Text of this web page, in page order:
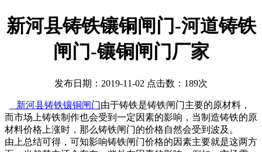
新河县铸铁镶铜闸门-河道铸铁
闸门-镶铜闸门厂家
发布日期：2019-11-02 点击数：189次
新河县铸铁镶铜闸门由于铸铁是铸铁闸门主要的原材料，
而市场上铸铁制作也会受到一定因素的影响，当制造铸铁的原
材料价格上涨时，那么铸铁闸门的价格自然会受到波及。
由上总结可得，可知影响铸铁闸门价格的因素主要就是这两方